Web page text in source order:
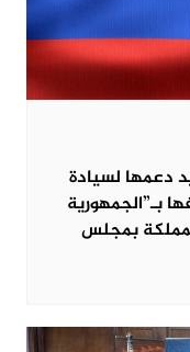
دعمها لسيادة
بـ”الجمهورية
بمجلس